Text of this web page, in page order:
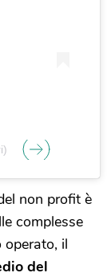
non profit è
complesse
operato, il
del